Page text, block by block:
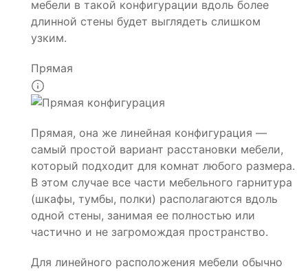
мебели в такой конфигурации вдоль более
длинной стены будет выглядеть слишком
узким.
Прямая
Прямая, она же линейная конфигурация —
самый простой вариант расстановки мебели,
который подходит для комнат любого размера.
В этом случае все части мебельного гарнитура
(шкафы, тумбы, полки) располагаются вдоль
одной стены, занимая ее полностью или
частично и не загромождая пространство.
Для линейного расположения мебели обычно